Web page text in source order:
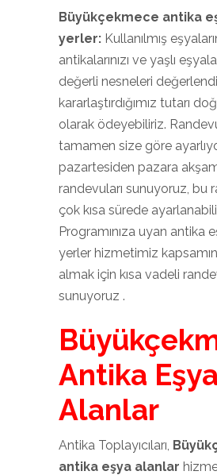
Büyükçekmece antika
yerler: Kullanılmış
antikalarınızı ve yaşlı
değerli nesneleri
kararlaştırdığımız tutarı
olarak ödeyebiliriz.
tamamen size göre
pazartesiden pazara
randevuları sunuyoruz, bu
çok kısa sürede
Programınıza uyan antika
yerler hizmetimiz
almak için kısa vadeli
sunuyoruz .
Antika Eşya
Alanlar
Antika Toplayıcıları,
antika eşya alanlar